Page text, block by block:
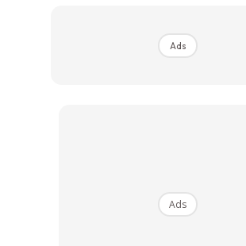
Ads
Ads